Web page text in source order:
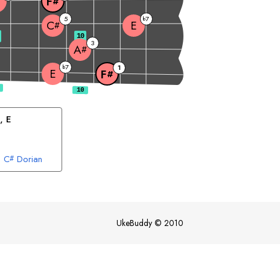
E b7 F# 1
A# 3
C# 5 E b7
10
, E
C# Dorian
UkeBuddy © 2010